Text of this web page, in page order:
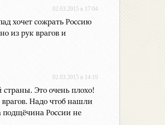
02.03.2015 в 17:04
хочет сожрать Россию
из рук врагов и
02.03.2015 в 14:19
Это очень плохо!
врагов. Надо чтоб нашли
подщёчина России не